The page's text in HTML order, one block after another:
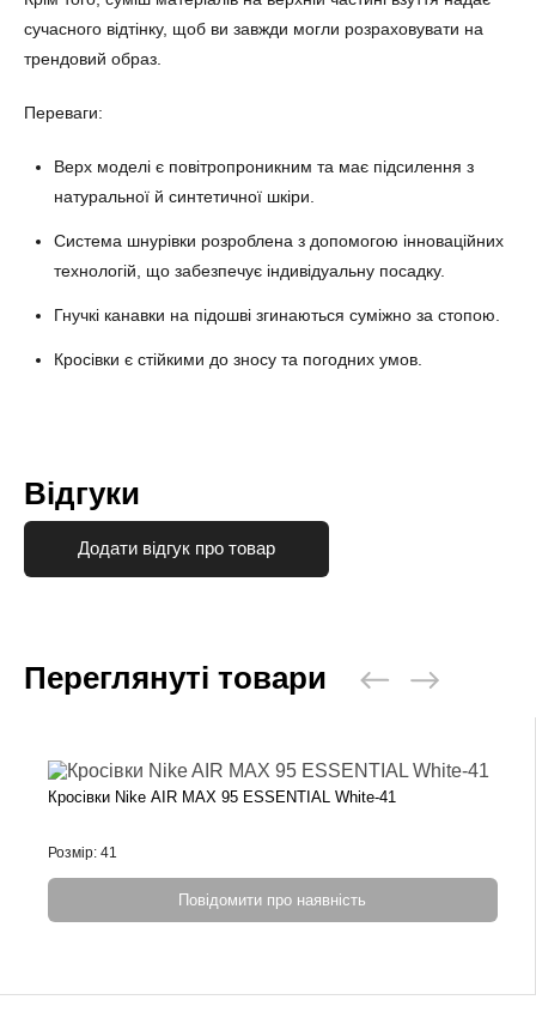
сучасного відтінку, щоб ви завжди могли розраховувати на
трендовий образ.
Переваги:
Верх моделі є повітропроникним та має підсилення з
натуральної й синтетичної шкіри.
Система шнурівки розроблена з допомогою інноваційних
технологій, що забезпечує індивідуальну посадку.
Гнучкі канавки на підошві згинаються суміжно за стопою.
Кросівки є стійкими до зносу та погодних умов.
Відгуки
Додати відгук про товар
Переглянуті товари
Кросівки Nike AIR MAX 95 ESSENTIAL White-41
Розмір: 41
Повідомити про наявність